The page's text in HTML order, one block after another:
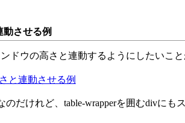
させる例
ドウの高さと連動するようにしたいこと
と連動させる例
だけれど、table-wrapperを囲むdivにも